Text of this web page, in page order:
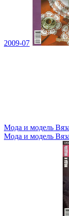
2009-07
Мода и модель
Мода и модель